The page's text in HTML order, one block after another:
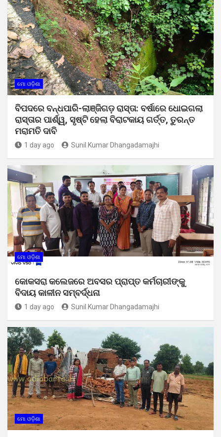
ମୋ ଓଡ଼ିଶା
ବିପଦରେ ବନ୍ଧପାରି-ଲାଞ୍ଜିଗଡ଼ ରାସ୍ତା: ବର୍ଷାରେ ଧୋଇଗଲା
ରାସ୍ତାର ପାର୍ଶ୍ୱ, ସୃଷ୍ଟି ହେଲା ବିରାଟକାୟ ଗର୍ତ୍ତ, ତୁରନ୍ତ
ମରାମତି ଦାବି
1 day ago Sunil Kumar Dhangadamajhi
ମୋ ଓଡ଼ିଶା
କୋକସରା କଲେଜରେ ଅବସର ପ୍ରାପ୍ତ କର୍ମଚାରୀଙ୍କୁ
ବିଦାୟ କାଳୀନ ସମ୍ବର୍ଦ୍ଧନା
1 day ago Sunil Kumar Dhangadamajhi
ମୋ ଓଡ଼ିଶା